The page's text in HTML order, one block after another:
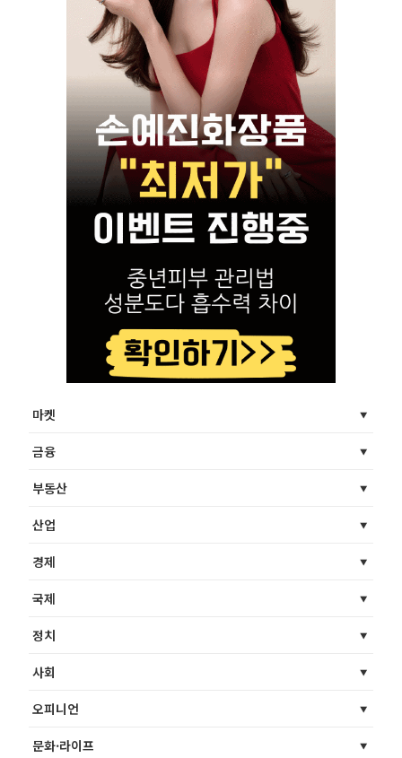
마켓
금융
부동산
산업
경제
국제
정치
사회
오피니언
문화·라이프